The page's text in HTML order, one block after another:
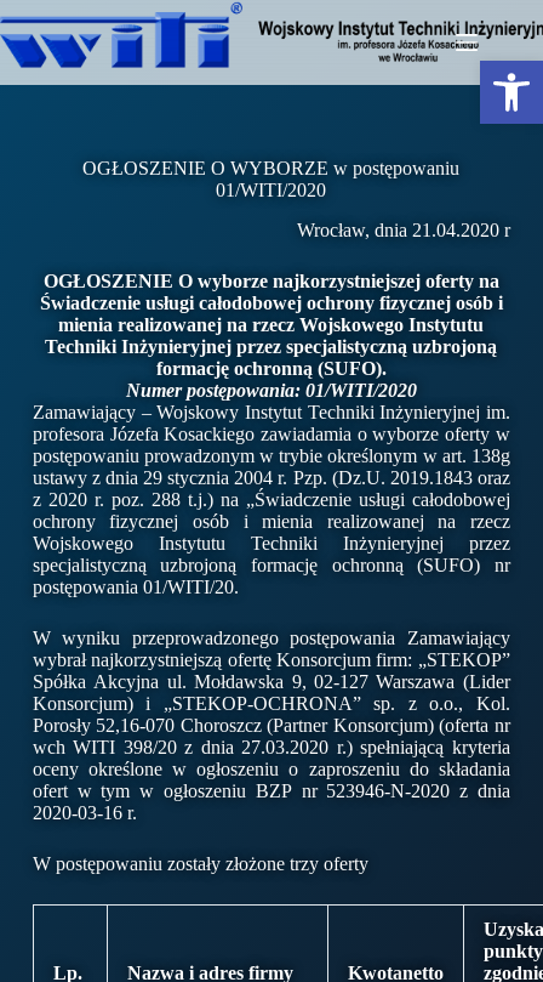
Otwórz pasek narzędzi
OGŁOSZENIE O WYBORZE w postępowaniu
01/WITI/2020
Wrocław, dnia 21.04.2020 r
OGŁOSZENIE O wyborze najkorzystniejszej oferty na
Świadczenie usługi całodobowej ochrony fizycznej osób i
mienia realizowanej na rzecz Wojskowego Instytutu
Techniki Inżynieryjnej przez specjalistyczną uzbrojoną
formację ochronną (SUFO).
Numer postępowania: 01/WITI/2020
Zamawiający – Wojskowy Instytut Techniki Inżynieryjnej im.
profesora Józefa Kosackiego zawiadamia o wyborze oferty w
postępowaniu prowadzonym w trybie określonym w art. 138g
ustawy z dnia 29 stycznia 2004 r. Pzp. (Dz.U. 2019.1843 oraz
z 2020 r. poz. 288 t.j.) na „Świadczenie usługi całodobowej
ochrony fizycznej osób i mienia realizowanej na rzecz
Wojskowego Instytutu Techniki Inżynieryjnej przez
specjalistyczną uzbrojoną formację ochronną (SUFO) nr
postępowania 01/WITI/20.
W wyniku przeprowadzonego postępowania Zamawiający
wybrał najkorzystniejszą ofertę Konsorcjum firm: „STEKOP”
Spółka Akcyjna ul. Mołdawska 9, 02-127 Warszawa (Lider
Konsorcjum) i „STEKOP-OCHRONA” sp. z o.o., Kol.
Porosły 52,16-070 Choroszcz (Partner Konsorcjum) (oferta nr
wch WITI 398/20 z dnia 27.03.2020 r.) spełniającą kryteria
oceny określone w ogłoszeniu o zaproszeniu do składania
ofert w tym w ogłoszeniu BZP nr 523946-N-2020 z dnia
2020-03-16 r.
W postępowaniu zostały złożone trzy oferty
Lp. Nazwa i adres firmy Kwotanetto
punkty